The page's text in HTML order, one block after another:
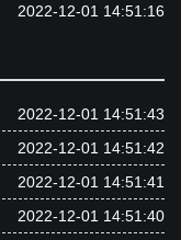
2022-12-01 14:51:16
2022-12-01 14:51:43
2022-12-01 14:51:42
2022-12-01 14:51:41
2022-12-01 14:51:40